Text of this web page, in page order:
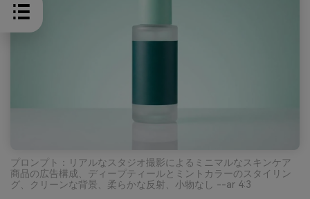
プロンプト：リアルなスタジオ撮影によるミニマルなスキンケア
商品の広告構成、ディープティールとミントカラーのスタイリン
グ、クリーンな背景、柔らかな反射、小物なし --ar 4:3